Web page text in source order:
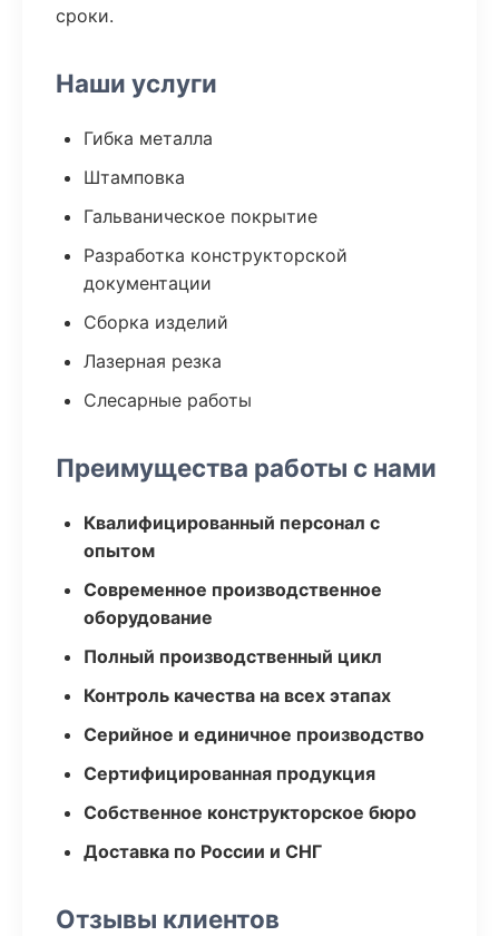
сроки.
Наши услуги
Гибка металла
Штамповка
Гальваническое покрытие
Разработка конструкторской
документации
Сборка изделий
Лазерная резка
Слесарные работы
Преимущества работы с нами
Квалифицированный персонал с
опытом
Современное производственное
оборудование
Полный производственный цикл
Контроль качества на всех этапах
Серийное и единичное производство
Сертифицированная продукция
Собственное конструкторское бюро
Доставка по России и СНГ
Отзывы клиентов